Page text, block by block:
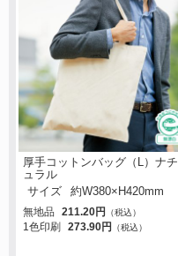
厚手コットンバッグ（L）ナチ
ュラル
サイズ
約W380×H420mm
無地品
211.20円 （税込）
1色印刷 273.90円 （税込）